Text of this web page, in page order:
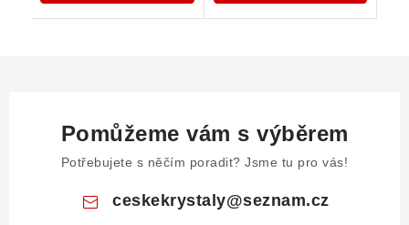
Pomůžeme vám s výběrem
Potřebujete s něčím poradit? Jsme tu pro vás!
ceskekrystaly@seznam.cz